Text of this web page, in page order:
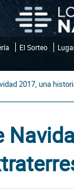
El Sorteo
2017, una